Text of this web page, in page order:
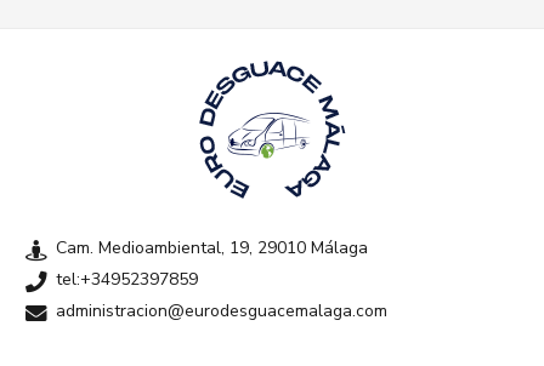
Cam. Medioambiental, 19, 29010 Málaga
tel:+34952397859
administracion@eurodesguacemalaga.com